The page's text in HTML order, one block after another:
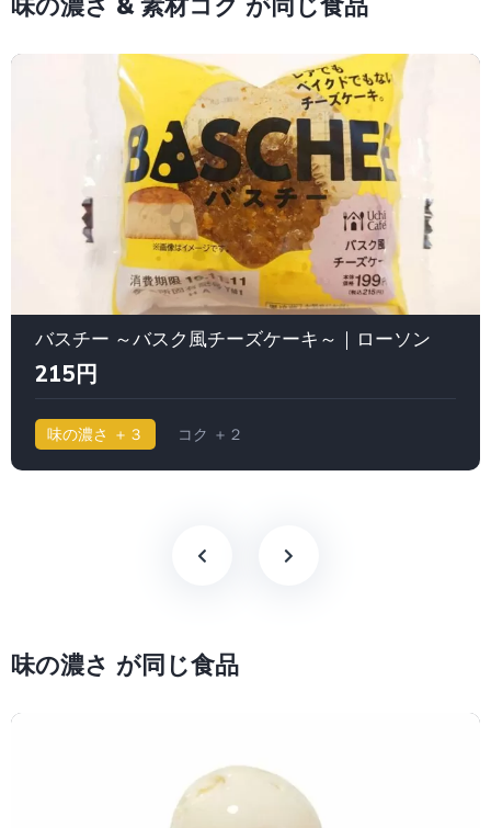
バスチー ～バスク風チーズケーキ～｜ローソン
215円
味の濃さ ＋３ コク ＋２
味の濃さ が同じ食品